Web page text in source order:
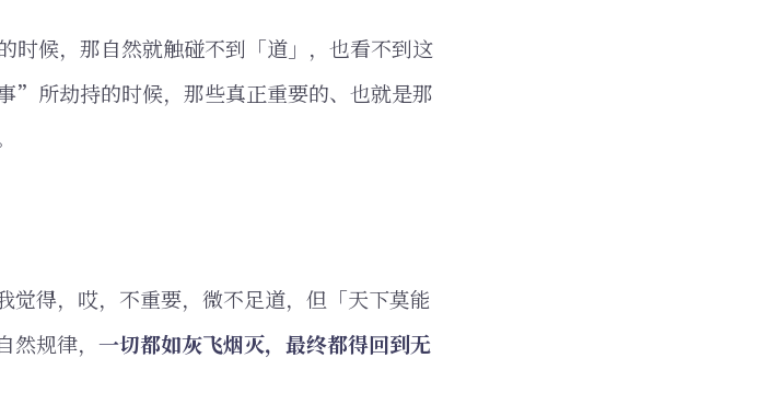
候，那自然就触碰不到「道」，也看不到这
”所劫持的时候，那些真正重要的、也就是那
觉得，哎，不重要，微不足道，但「天下莫能
规律， 一切都如灰飞烟灭，最终都得回到无